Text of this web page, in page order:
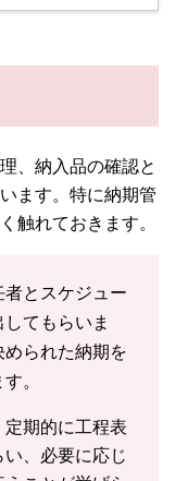
、納入品の確認と
ます。特に納期管
触れておきます。
とスケジュー
てもらいま
られた納期を
。
期的に工程表
、必要に応じ